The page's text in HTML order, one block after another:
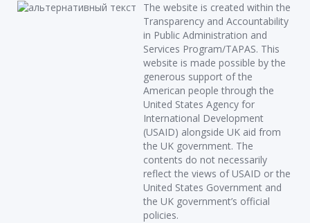
The website is created within the
Transparency and Accountability
in Public Administration and
Services Program/TAPAS. This
website is made possible by the
generous support of the
American people through the
United States Agency for
International Development
(USAID) alongside UK aid from
the UK government. The
contents do not necessarily
reflect the views of USAID or the
United States Government and
the UK government’s official
policies.